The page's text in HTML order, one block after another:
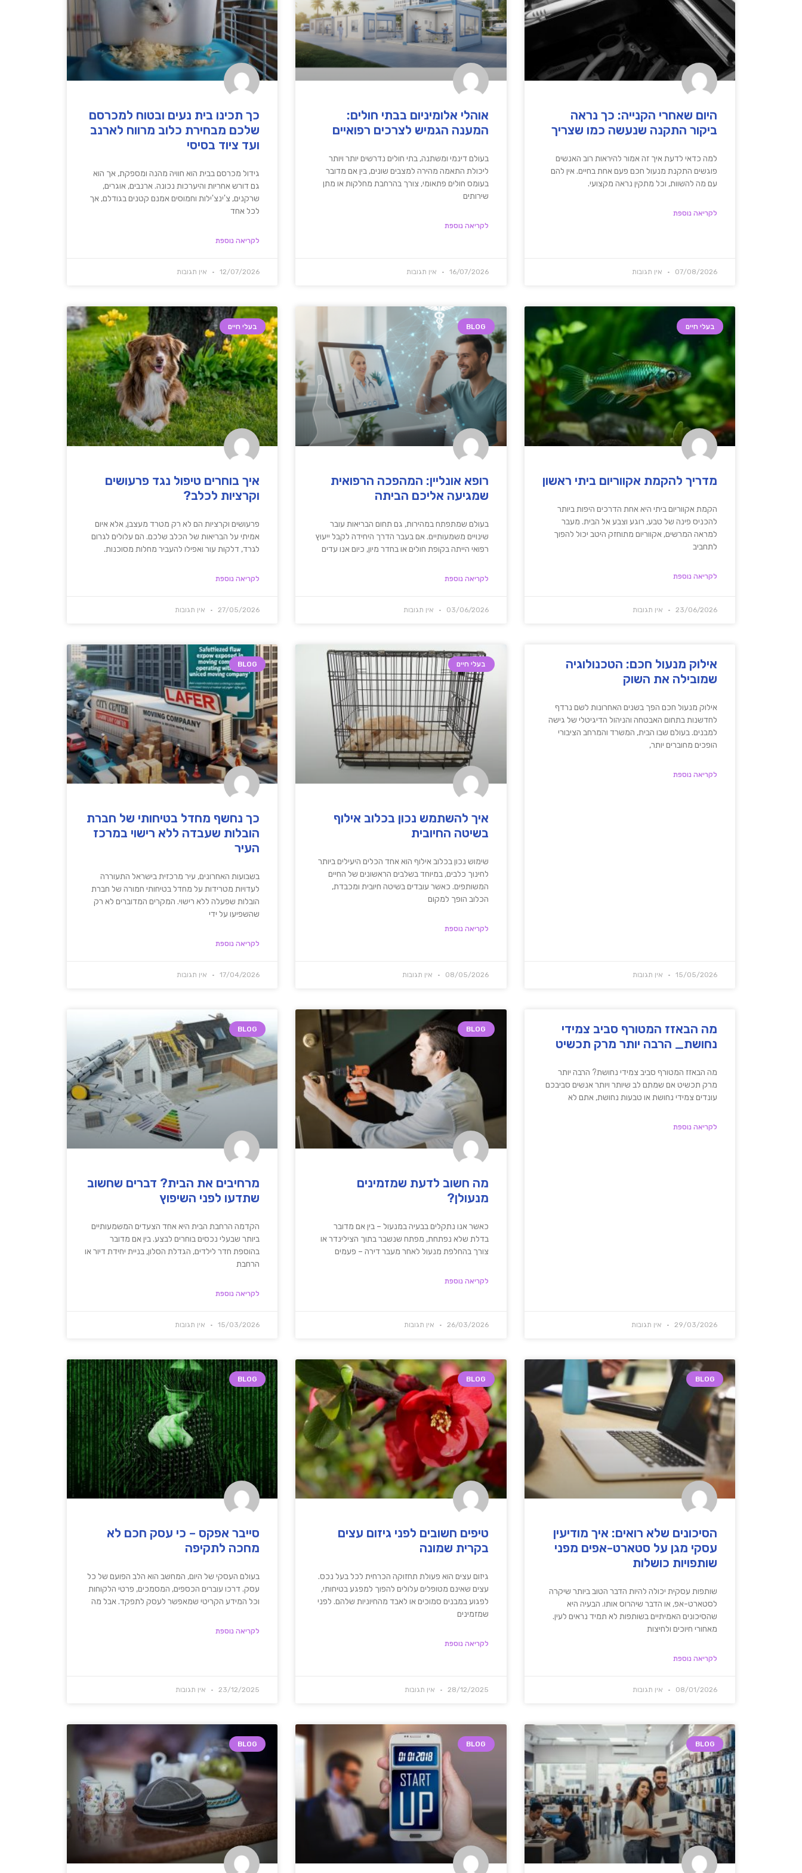
היום שאחרי הקנייה: כך נראה
ביקור התקנה שנעשה כמו שצריך
למה כדאי לדעת איך זה אמור להיראות רוב האנשים
פוגשים התקנת מנעול חכם פעם אחת בחיים. אין להם
עם מה להשוות, וכל מתקין נראה מקצועי.
לקריאה נוספת
07/08/2026 אין תגובות
אוהלי אלומיניום בבתי חולים:
המענה הגמיש לצרכים רפואיים
בעולם דינמי ומשתנה, בתי חולים נדרשים יותר ויותר
ליכולת התאמה מהירה למצבים שונים, בין אם מדובר
בעומס חולים פתאומי, צורך בהרחבת מחלקות או מתן
שירותים
לקריאה נוספת
16/07/2026 אין תגובות
כך תכינו בית נעים ובטוח למכרסם
שלכם מבחירת כלוב מרווח לארנב
ועד ציוד בסיסי
גידול מכרסם בבית הוא חוויה מהנה ומספקת, אך הוא
גם דורש אחריות והיערכות נכונה. ארנבים, אוגרים,
שרקנים, צ'ינצ'ילות וחמוסים אמנם קטנים בגודלם, אך
לכל אחד
לקריאה נוספת
12/07/2026 אין תגובות
בעלי חיים
מדריך להקמת אקווריום ביתי ראשון
הקמת אקווריום ביתי היא אחת הדרכים היפות ביותר
להכניס פינה של טבע, רוגע וצבע אל הבית. מעבר
למראה המרשים, אקווריום מתוחזק היטב יכול להפוך
לתחביב
לקריאה נוספת
23/06/2026 אין תגובות
BLOG
רופא אונליין: המהפכה הרפואית
שמגיעה אליכם הביתה
בעולם שמתפתח במהירות, גם תחום הבריאות עובר
שינויים משמעותיים. אם בעבר הדרך היחידה לקבל ייעוץ
רפואי הייתה בקופת חולים או בחדר מיון, כיום אנו עדים
לקריאה נוספת
03/06/2026 אין תגובות
בעלי חיים
איך בוחרים טיפול נגד פרעושים
וקרציות לכלב?
פרעושים וקרציות הם לא רק מטרד מעצבן, אלא איום
אמיתי על הבריאות של הכלב שלכם. הם עלולים לגרום
לגרד, דלקות עור ואפילו להעביר מחלות מסוכנות.
לקריאה נוספת
27/05/2026 אין תגובות
אילוק מנעול חכם: הטכנולוגיה
שמובילה את השוק
אילוק מנעול חכם הפך בשנים האחרונות לשם נרדף
לחדשנות בתחום האבטחה והניהול הדיגיטלי של גישה
למבנים. בעולם שבו הבית, המשרד והמרחב הציבורי
הופכים מחוברים יותר,
לקריאה נוספת
15/05/2026 אין תגובות
בעלי חיים
איך להשתמש נכון בכלוב אילוף
בשיטה החיובית
שימוש נכון בכלוב אילוף הוא אחד הכלים היעילים ביותר
לחינוך כלבים, במיוחד בשלבים הראשונים של החיים
המשותפים. כאשר עובדים בשיטה חיובית ומכבדת,
הכלוב הופך למקום
לקריאה נוספת
08/05/2026 אין תגובות
BLOG
כך נחשף מחדל בטיחותי של חברת
הובלות שעבדה ללא רישוי במרכז
העיר
בשבועות האחרונים, עיר מרכזית בישראל התעוררה
לעדויות מטרידות על מחדל בטיחותי חמורה של חברת
הובלות שפעלה ללא רישוי. המקרים המדוברים לא רק
שהשפיעו על ידי
לקריאה נוספת
17/04/2026 אין תגובות
מה הבאזז המטורף סביב צמידי
נחושת_ הרבה יותר מרק תכשיט
מה הבאזז המטורף סביב צמידי נחושת? הרבה יותר
מרק תכשיט אם שמתם לב שיותר ויותר אנשים סביבכם
עונדים צמידי נחושת או טבעות נחושת, אתם לא
לקריאה נוספת
29/03/2026 אין תגובות
BLOG
מה חשוב לדעת שמזמינים
מנעולן?
כאשר אנו נתקלים בבעיה במנעול – בין אם מדובר
בדלת שלא נפתחת, מפתח שנשבר בתוך הצילינדר או
צורך בהחלפת מנעול לאחר מעבר דירה – פעמים
לקריאה נוספת
26/03/2026 אין תגובות
BLOG
מרחיבים את הבית? דברים שחשוב
שתדעו לפני השיפוץ
הקדמה הרחבת הבית היא אחד הצעדים המשמעותיים
ביותר שבעלי נכסים בוחרים לבצע. בין אם מדובר
בהוספת חדר לילדים, הגדלת הסלון, בניית יחידת דיור או
הרחבת
לקריאה נוספת
15/03/2026 אין תגובות
BLOG
הסיכונים שלא רואים: איך מודיעין
עסקי מגן על סטארט-אפים מפני
שותפויות כושלות
שותפות עסקית יכולה להיות הדבר הטוב ביותר שיקרה
לסטארט-אפ, או הדבר שיהרוס אותו. הבעיה היא
שהסיכונים האמיתיים בשותפות לא תמיד נראים לעין.
מאחורי חיוכים ולחיצות
לקריאה נוספת
08/01/2026 אין תגובות
BLOG
טיפים חשובים לפני גיזום עצים
בקרית שמונה
גיזום עצים הוא פעולת תחזוקה הכרחית לכל בעל נכס.
עצים שאינם מטופלים עלולים להפוך למפגע בטיחותי,
לפגוע במבנים סמוכים או לאבד מהחיוניות שלהם. לפני
שמזמינים
לקריאה נוספת
28/12/2025 אין תגובות
BLOG
סייבר אפקס – כי עסק חכם לא
מחכה לתקיפה
בעולם העסקי של היום, המחשב הוא הלב הפועם של כל
עסק. דרכו עוברים הכספים, המסמכים, פרטי הלקוחות
וכל המידע הקריטי שמאפשר לעסק לתפקד. אבל מה
לקריאה נוספת
23/12/2025 אין תגובות
BLOG
BLOG
BLOG